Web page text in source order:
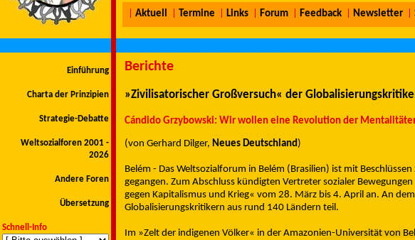
Aktuell Termine Links Forum Feedback Newsletter
Einführung
Charta der Prinzipien
Strategie-Debatte
Weltsozialforen 2001 -
2026
Andere Foren
Übersetzung
Schnell-Info
Berichte
»Zivilisatorischer Großversuch« der
Cándido Grzybowski: Wir wollen eine Revolution der
(von Gerhard Dilger, Neues Deutschland)
Belém - Das Weltsozialforum in Belém (Brasilien) ist mit
gegangen. Zum Abschluss kündigten Vertreter sozialer
gegen Kapitalismus und Krieg« vom 28. März bis 4. April an. An
Globalisierungskritikern aus rund 140 Ländern teil.
Im »Zelt der indigenen Völker« in der Amazonien-Universität von